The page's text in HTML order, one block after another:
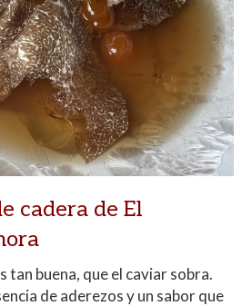
cadera de El
tan buena, que el caviar sobra.
de aderezos y un sabor que